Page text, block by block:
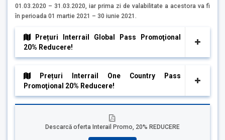
01.03.2020 – 31.03.2020, iar prima zi de valabilitate a acestora va fi
în perioada 01 martie 2021 – 30 iunie 2021.
Prețuri Interrail Global Pass Promoţional
20% Reducere!
Prețuri Interrail One Country Pass
Promoţional 20% Reducere!
Descarcă oferta Interail Promo, 20% REDUCERE